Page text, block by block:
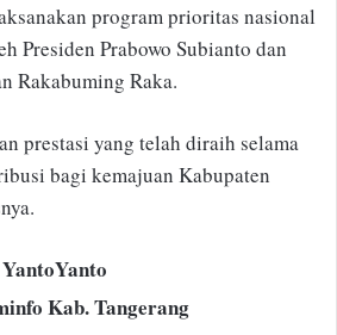
program prioritas nasional
Presiden Prabowo Subianto dan
Rakabuming Raka.
prestasi yang telah diraih selama
bagi kemajuan Kabupaten
Kab. Tangerang